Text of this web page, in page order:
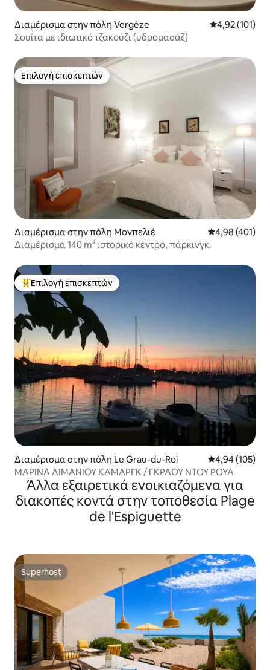
Διαμέρισμα στην πόλη Vergèze Μέση
4,92 (101)
Σουίτα με ιδιωτικό τζακούζι (υδρομασάζ)
Επιλογή επισκεπτών
Επιλογή επισκεπτών
Διαμέρισμα στην πόλη Μονπελιέ Μέση
4,98 (401)
Διαμέρισμα 140 m² ιστορικό κέντρο, πάρκινγκ.
Κορυφαία επιλογή επισκεπτών
Επιλογή επισκεπτών
Διαμέρισμα στην πόλη Le Grau-du-Roi Μέση
4,94 (105)
ΜΑΡΙΝΑ ΛΙΜΑΝΙΟΥ ΚΑΜΑΡΓΚ / ΓΚΡΑΟΥ ΝΤΟΥ ΡΟΥΑ
Άλλα εξαιρετικά ενοικιαζόμενα για
διακοπές κοντά στην τοποθεσία Plage
de l'Espiguette
Superhost
Superhost